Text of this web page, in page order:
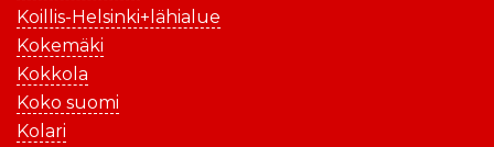
Koillis-Helsinki+lähialue
Kokemäki
Kokkola
Koko suomi
Kolari